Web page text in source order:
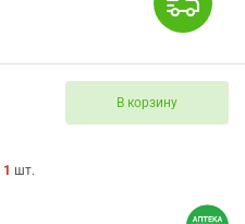
В корзину
1 шт.